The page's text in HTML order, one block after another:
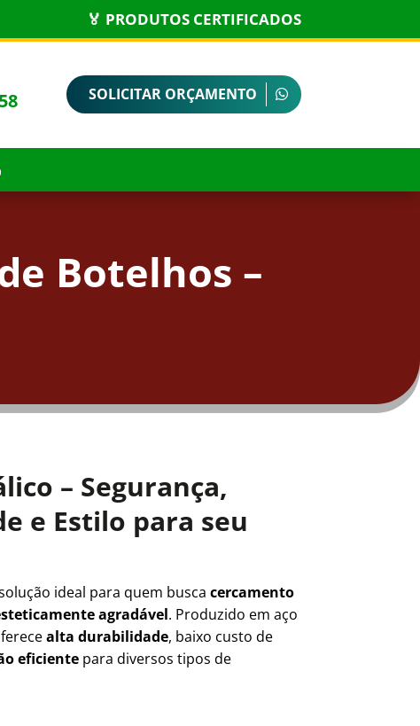
🏅 PRODUTOS CERTIFICADOS
SOLICITAR ORÇAMENTO
Botelhos –
– Segurança,
e Estilo para seu
ideal para quem busca cercamento
agradável. Produzido em aço
alta durabilidade, baixo custo de
eficientepara diversos tipos de